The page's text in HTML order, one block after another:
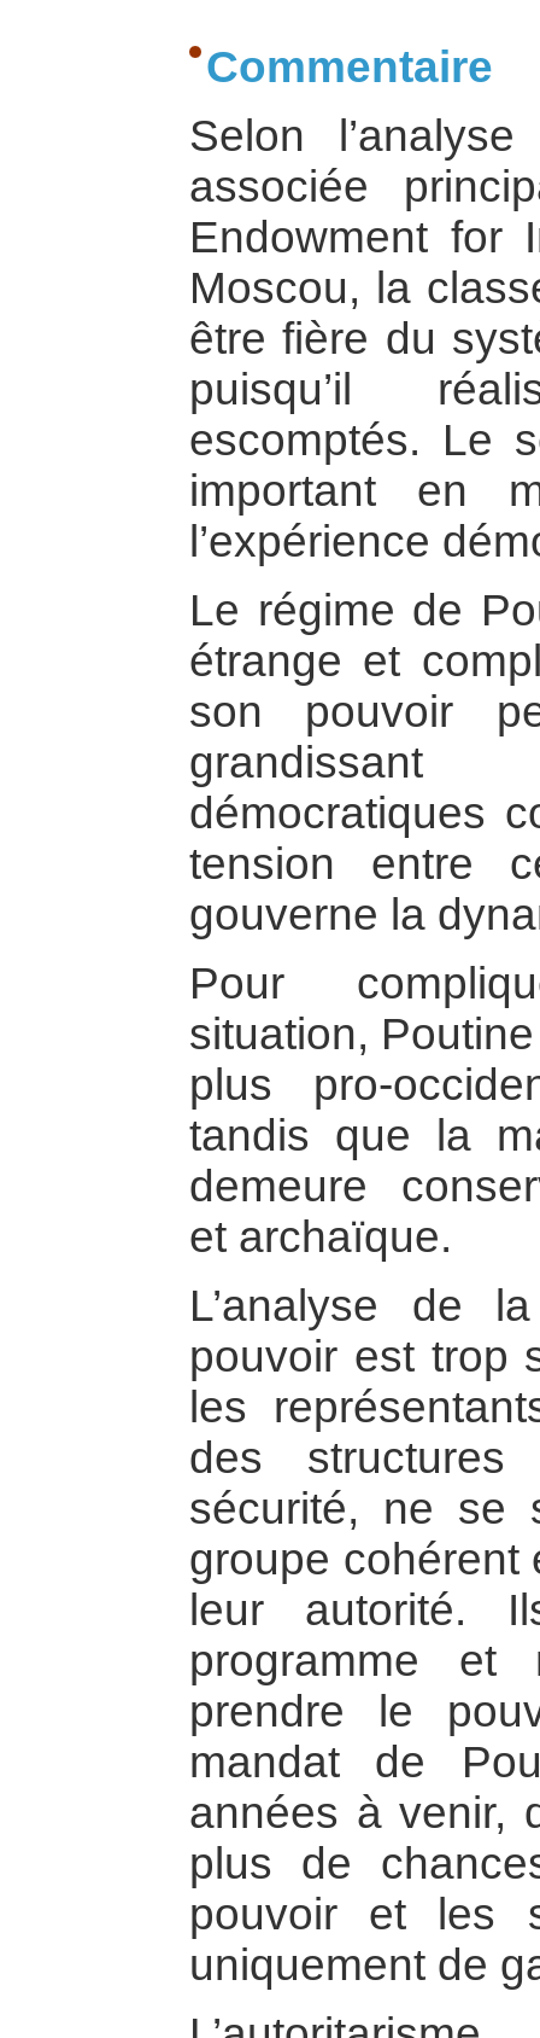
Commentaire
Selon
associée
Endowment for
Moscou, la
être fière du
puisqu’il
escomptés. Le
important en
l’expérience
Le régime de
étrange et
son pouvoir
démocratiques
tension entre
gouverne la
Pour
situation,
plus pro-
tandis que la
demeure
et archaïque.
L’analyse de
pouvoir est trop
les
des
sécurité, ne se
groupe cohérent
leur autorité.
programme et
prendre le
mandat de
années à venir,
plus de
pouvoir et les
uniquement de